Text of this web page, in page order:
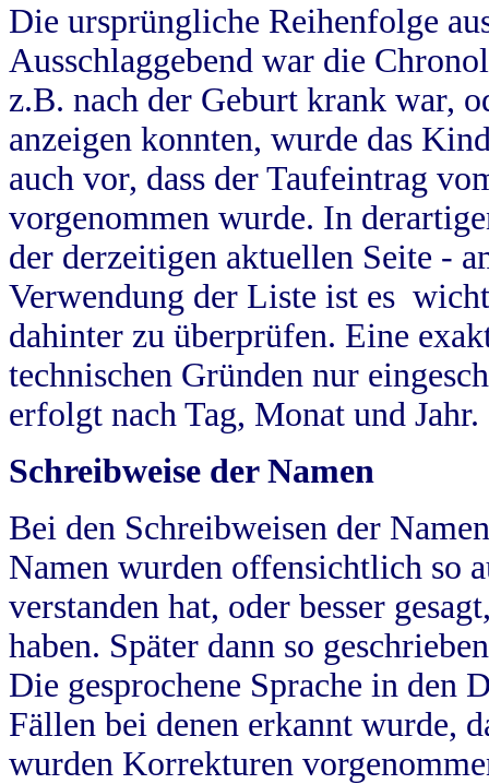
Die ursprüngliche Reihenfolge
Ausschlaggebend war die
z.B. nach der Geburt krank war,
anzeigen konnten, wurde das
auch vor, dass der Taufeintrag
vorgenommen wurde. In
der derzeitigen aktuellen Seite -
Verwendung der Liste ist es
dahinter zu überprüfen. Eine
technischen Gründen nur
erfolgt nach Tag, Monat und Jahr.
Schreibweise der Namen
Bei den Schreibweisen der
Namen wurden offensichtlich so
verstanden hat, oder besser
haben. Später dann so
Die gesprochene Sprache in
Fällen bei denen erkannt wurde,
wurden Korrekturen